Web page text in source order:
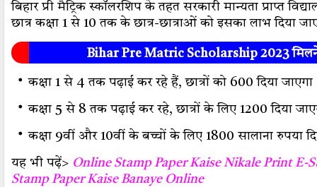
बिहार प्री मैट्रिक स्कॉलरशिप के तहत सरकारी मान्यता प्राप्त
छात्र कक्षा 1 से 10 तक के छात्र-छात्राओं को इसका लाभ दिया
Bihar Pre Matric Scholarship 2023
・कक्षा 1 से 4 तक पढ़ाई कर रहे हैं, छात्रों को 600 दिया
・कक्षा 5 से 8 तक पढ़ाई कर रहे, छात्रों के लिए 1200 दिया
・कक्षा 9वीं और 10वीं के बच्चों के लिए 1800 सालाना रुपया
यह भी पढ़ें> Online Stamp Paper Kaise Nikale Print E-
Stamp Paper Kaise Banaye Online